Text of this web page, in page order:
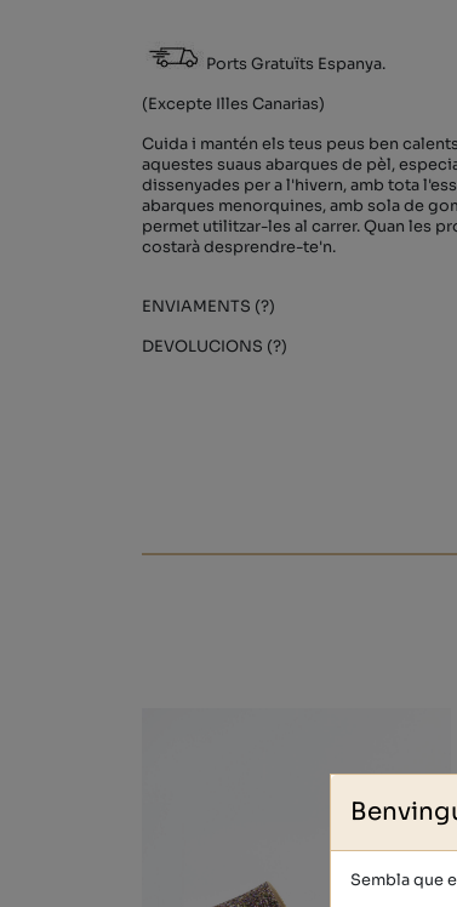
Ports Gratuïts Espanya.
(Excepte Illes Canarias)
Cuida i mantén els teus peus ben
aquestes suaus abarques de pèl,
dissenyades per a l'hivern, amb tota
abarques menorquines, amb sola de
permet utilitzar-les al carrer. Quan les
costarà desprendre-te'n.
ENVIAMENTS (?)
DEVOLUCIONS (?)
Sembla que